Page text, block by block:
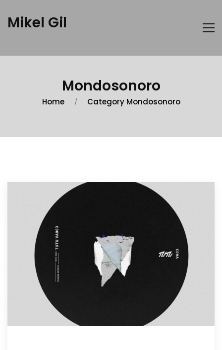
Mikel Gil
Mondosonoro
Home Category Mondosonoro